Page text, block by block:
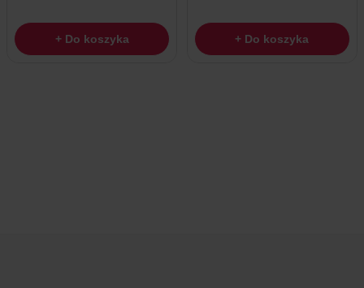
+ Do koszyka + Do koszyka